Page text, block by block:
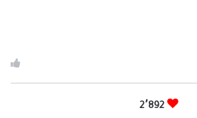
2٬892